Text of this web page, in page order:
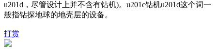
u201d，尽管设计上并不含有钻机)。u201c钻机u201d这个词一
般指钻探地球的地壳层的设备。
打赏